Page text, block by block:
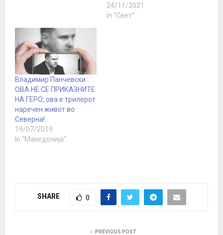
делови на земјата е
преоптоварен и
24/11/2021
In "Свет"
Владимир Панчевски :
ОВА НЕ СЕ ПРИКАЗНИТЕ
НА ГЕРО, ова е трилерот
наречен живот во
Северна!
19/07/2019
In "Македонија"
SHARE 0
PREVIOUS POST